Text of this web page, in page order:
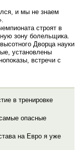
и мы не знаем
строят в
зону болельщика.
Дворца науки
установлены
встречи с
в тренировке
опасные
на Евро я уже